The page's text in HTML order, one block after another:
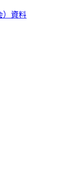
）資料